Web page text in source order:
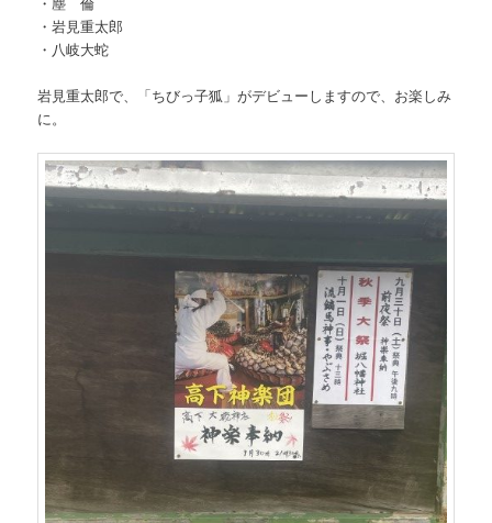
・岩見重太郎
・八岐大蛇
岩見重太郎で、「ちびっ子狐」がデビューしますので、お楽しみ
に。